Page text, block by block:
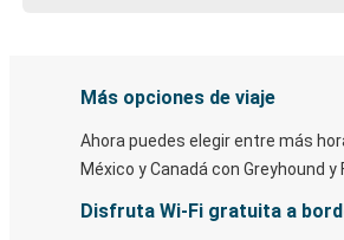
Más opciones de viaje
Ahora puedes elegir entre más
México y Canadá con Greyhound y
Disfruta Wi-Fi gratuita a